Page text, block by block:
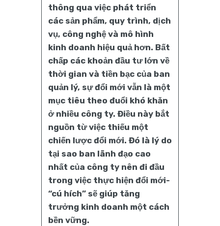
thông qua việc phát triển
các sản phẩm, quy trình, dịch
vụ, công nghệ và mô hình
kinh doanh hiệu quả hơn. Bất
chấp các khoản đầu tư lớn về
thời gian và tiền bạc của ban
quản lý, sự đổi mới vẫn là một
mục tiêu theo đuổi khó khăn
ở nhiều công ty. Điều này bắt
nguồn từ việc thiếu một
chiến lược đổi mới. Đó là lý do
tại sao ban lãnh đạo cao
nhất của công ty nên đi đầu
trong việc thực hiện đổi mới-
“cú hích” sẽ giúp tăng
trưởng kinh doanh một cách
bền vững.